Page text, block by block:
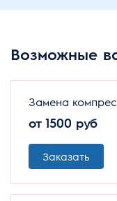
Возможные
Замена
от 1500 руб
Заказать